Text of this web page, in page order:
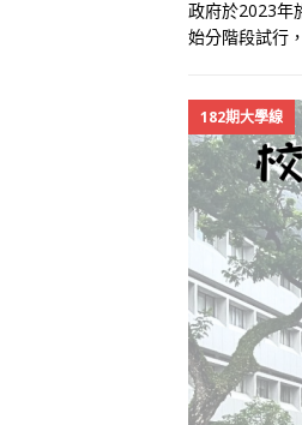
政府於2023年
始分階段試行
182期大學線